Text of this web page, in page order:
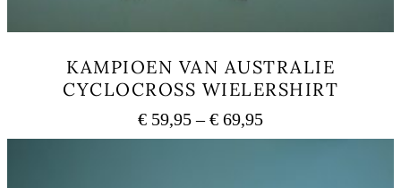
KAMPIOEN VAN AUSTRALIE
CYCLOCROSS WIELERSHIRT
€ 59,95 – € 69,95Price
range: